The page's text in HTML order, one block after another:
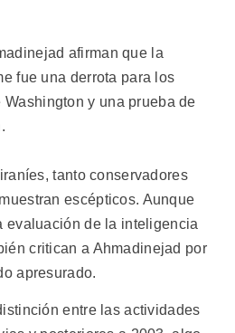
afirman que la
fue una derrota para los
y una prueba de
tanto conservadores
escépticos. Aunque
evaluación de la inteligencia
critican a Ahmadinejad por
apresurado.
entre las actividades